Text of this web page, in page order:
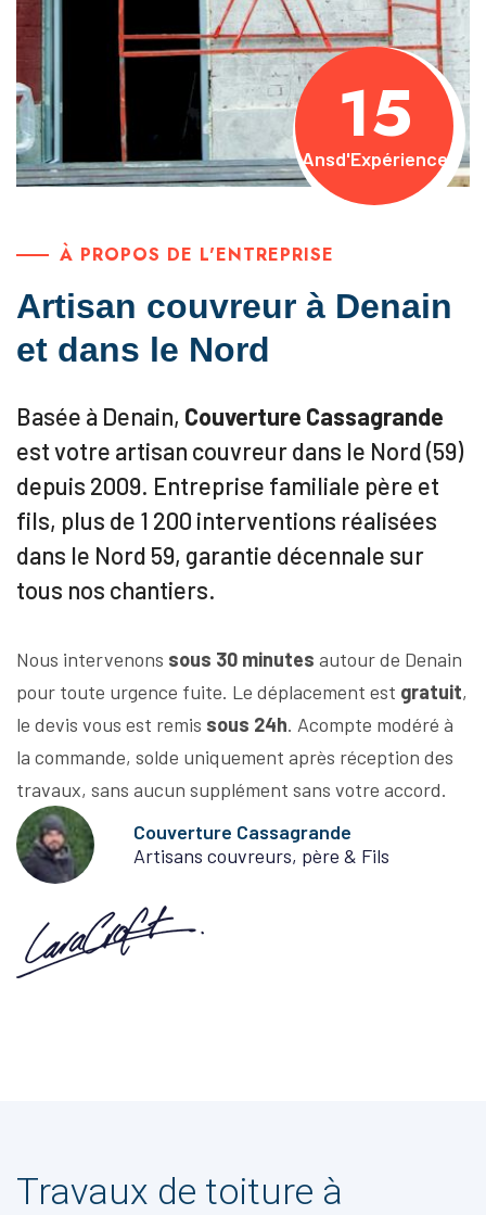
15
Ansd'Expérience
À PROPOS DE L'ENTREPRISE
Artisan couvreur à Denain
et dans le Nord
Basée à Denain, Couverture Cassagrande
est votre artisan couvreur dans le Nord (59)
depuis 2009. Entreprise familiale père et
fils, plus de 1 200 interventions réalisées
dans le Nord 59, garantie décennale sur
tous nos chantiers.
Nous intervenons sous 30 minutes autour de Denain
pour toute urgence fuite. Le déplacement est gratuit,
le devis vous est remis sous 24h. Acompte modéré à
la commande, solde uniquement après réception des
travaux, sans aucun supplément sans votre accord.
Couverture Cassagrande
Artisans couvreurs, père & Fils
Travaux de toiture à